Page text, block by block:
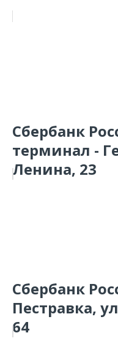
Сбербанк
терминал -
Ленина, 23
Сбербанк
Пестравка,
64